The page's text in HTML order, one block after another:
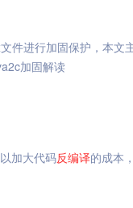
文件进行加固保护，本文
加固解读
加大代码反编译的成本